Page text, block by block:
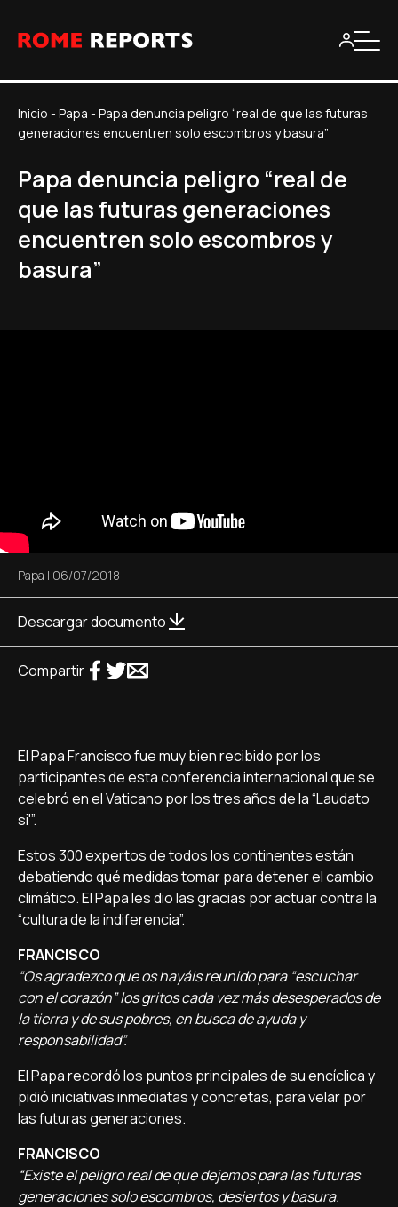
Inicio - Papa - Papa denuncia peligro “real de que las futuras
generaciones encuentren solo escombros y basura”
Papa denuncia peligro “real de
que las futuras generaciones
encuentren solo escombros y
basura”
Papa | 06/07/2018
Descargar documento
Compartir
El Papa Francisco fue muy bien recibido por los
participantes de esta conferencia internacional que se
celebró en el Vaticano por los tres años de la “Laudato
si'”.
Estos 300 expertos de todos los continentes están
debatiendo qué medidas tomar para detener el cambio
climático. El Papa les dio las gracias por actuar contra la
“cultura de la indiferencia”.
FRANCISCO
“Os agradezco que os hayáis reunido para “escuchar
con el corazón” los gritos cada vez más desesperados de
la tierra y de sus pobres, en busca de ayuda y
responsabilidad”.
El Papa recordó los puntos principales de su encíclica y
pidió iniciativas inmediatas y concretas, para velar por
las futuras generaciones.
FRANCISCO
“Existe el peligro real de que dejemos para las futuras
generaciones solo escombros, desiertos y basura.